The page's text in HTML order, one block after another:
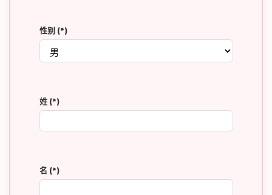
性别 (*)
姓 (*)
名 (*)